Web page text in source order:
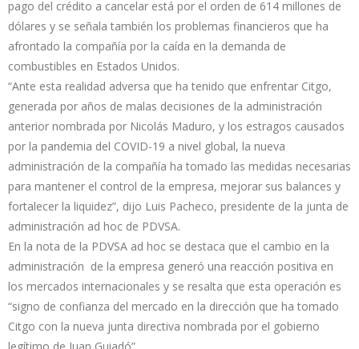
pago del crédito a cancelar está por el orden de 614 millones de
dólares y se señala también los problemas financieros que ha
afrontado la compañía por la caída en la demanda de
combustibles en Estados Unidos.
“Ante esta realidad adversa que ha tenido que enfrentar Citgo,
generada por años de malas decisiones de la administración
anterior nombrada por Nicolás Maduro, y los estragos causados
por la pandemia del COVID-19 a nivel global, la nueva
administración de la compañía ha tomado las medidas necesarias
para mantener el control de la empresa, mejorar sus balances y
fortalecer la liquidez”, dijo Luis Pacheco, presidente de la junta de
administración ad hoc de PDVSA.
En la nota de la PDVSA ad hoc se destaca que el cambio en la
administración de la empresa generó una reacción positiva en
los mercados internacionales y se resalta que esta operación es
“signo de confianza del mercado en la dirección que ha tomado
Citgo con la nueva junta directiva nombrada por el gobierno